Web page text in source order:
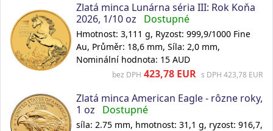
Zlatá minca Lunárna séria III: Rok Koňa
2026, 1/10 oz
Dostupné
Hmotnost: 3,111 g, Ryzost: 999,9/1000 Fine
Au, Průměr: 18,6 mm, Síla: 2,0 mm,
Nominální hodnota: 15 AUD
bez DPH 423,78 EUR s DPH 423,78 EUR
Zlatá minca American Eagle - rôzne roky,
1 oz
Dostupné
síla: 2.75 mm, hmotnost: 31,1 g, ryzost: 916,7,